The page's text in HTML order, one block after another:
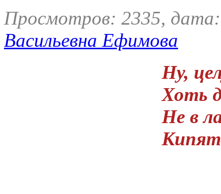
Просмотров: 2335,
Васильевна Ефимова
Ну,
Хоть
Не в